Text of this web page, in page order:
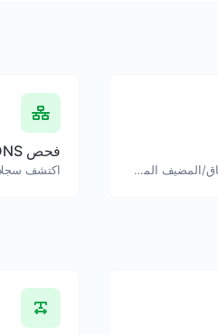
أدخل عنوان IP وحاول العثور على النطاق/المضيف المرتبط به.
فحص DNS